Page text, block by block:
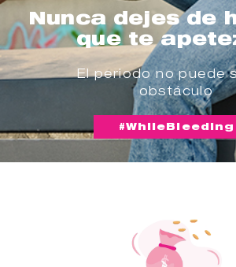
Nunca dejes de
que te
El periodo no puede
obstáculo
#WhileBleeding